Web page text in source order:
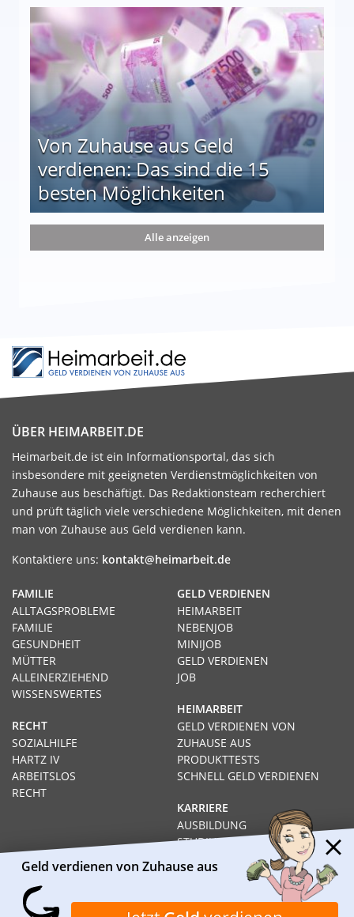
auf einen Blick
Von Zuhause aus Geld
verdienen: Das sind die 15
besten Möglichkeiten
die 15 besten Möglichkeiten
Alle anzeigen
ÜBER HEIMARBEIT.DE
Heimarbeit.de ist ein Informationsportal, das sich
insbesondere mit geeigneten Verdienstmöglichkeiten von
Zuhause aus beschäftigt. Das Redaktionsteam recherchiert
und prüft täglich viele verschiedene Möglichkeiten, mit denen
man von Zuhause aus Geld verdienen kann.
Kontaktiere uns: kontakt@heimarbeit.de
GELD VERDIENEN
HEIMARBEIT
NEBENJOB
MINIJOB
GELD VERDIENEN
JOB
HEIMARBEIT
GELD VERDIENEN VON
ZUHAUSE AUS
PRODUKTTESTS
SCHNELL GELD VERDIENEN
KARRIERE
AUSBILDUNG
STUDIUM
GEHÄLTER
FAMILIE
ALLTAGSPROBLEME
FAMILIE
GESUNDHEIT
MÜTTER
ALLEINERZIEHEND
WISSENSWERTES
RECHT
SOZIALHILFE
HARTZ IV
ARBEITSLOS
RECHT
Impressum Datenschutz Kontakt Über Heimarbeit.de
Geld verdienen von Zuhause aus